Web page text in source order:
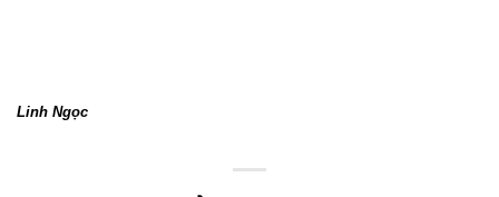
Linh Ngọc